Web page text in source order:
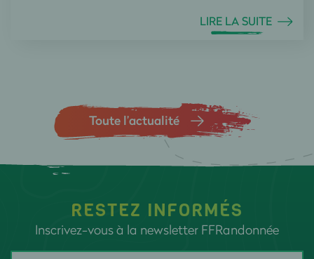
LIRE LA SUITE
Toute l’actualité
RESTEZ INFORMÉS
Inscrivez-vous à la newsletter FFRandonnée